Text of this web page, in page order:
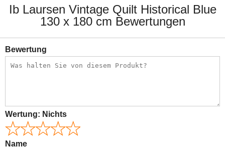
Ib Laursen Vintage Quilt Historical Blue
130 x 180 cm Bewertungen
Bewertung
Wertung: Nichts
Name